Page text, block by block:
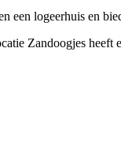
een logeerhuis en
Zandoogjes